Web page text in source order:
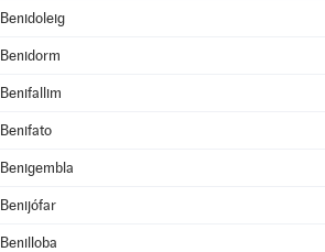
Benidoleig
Benidorm
Benifallim
Benifato
Benigembla
Benijófar
Benilloba